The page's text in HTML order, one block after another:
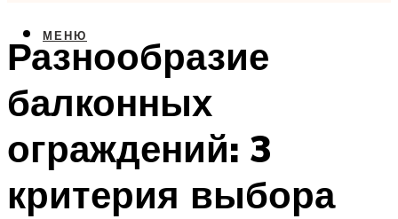
МЕНЮ
Разнообразие
балконных
ограждений: 3
критерия выбора